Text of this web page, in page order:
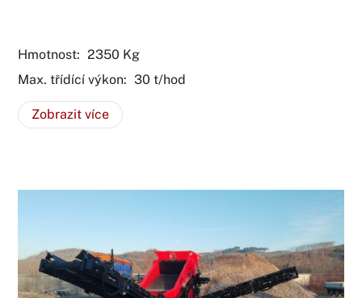
Hmotnost: 2350 Kg
Max. třídící výkon: 30t/hod
Zobrazit více